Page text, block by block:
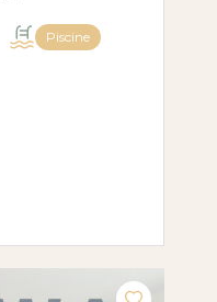
Piscine